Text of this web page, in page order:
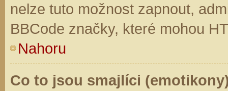
nelze tuto možnost zapnout,
BBCode značky, které mohou
Nahoru
Co to jsou smajlíci